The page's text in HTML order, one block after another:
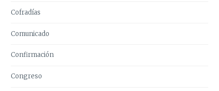
Cofradías
Comunicado
Confirmación
Congreso